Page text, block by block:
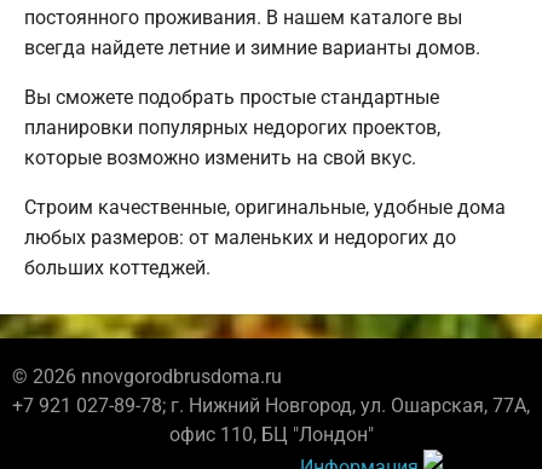
постоянного проживания. В нашем каталоге вы
всегда найдете летние и зимние варианты домов.
Вы сможете подобрать простые стандартные
планировки популярных недорогих проектов,
которые возможно изменить на свой вкус.
Строим качественные, оригинальные, удобные дома
любых размеров: от маленьких и недорогих до
больших коттеджей.
© 2026 nnovgorodbrusdoma.ru
+7 921 027-89-78; г. Нижний Новгород, ул. Ошарская, 77А,
офис 110, БЦ "Лондон"